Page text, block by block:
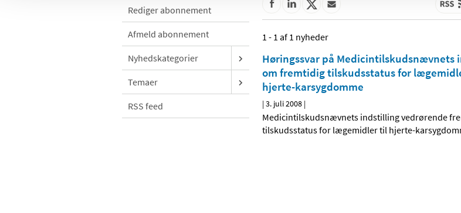
Rediger abonnement
Afmeld abonnement
Nyhedskategorier
Temaer
RSS feed
1 - 1 af 1 nyheder
Høringssvar på Medicintilskudsnævnets
om fremtidig tilskudsstatus for
hjerte-karsygdomme
|3. juli 2008 |
Medicintilskudsnævnets indstilling vedrørende
tilskudsstatus for lægemidler til hjerte-